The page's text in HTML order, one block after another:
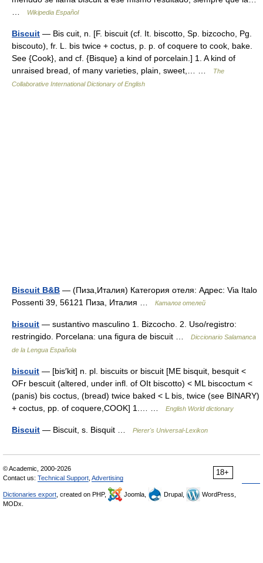
Wikipedia Español
Biscuit — Bis cuit, n. [F. biscuit (cf. It. biscotto, Sp. bizcocho, Pg.
biscouto), fr. L. bis twice + coctus, p. p. of coquere to cook, bake.
See {Cook}, and cf. {Bisque} a kind of porcelain.] 1. A kind of
unraised bread, of many varieties, plain, sweet,… …
The
Collaborative International Dictionary of English
Biscuit B&B — (Пиза,Италия) Категория отеля: Адрес: Via Italo
Possenti 39, 56121 Пиза, Италия …
Каталог отелей
biscuit — sustantivo masculino 1. Bizcocho. 2. Uso/registro:
restringido. Porcelana: una figura de biscuit …
Diccionario Salamanca
de la Lengua Española
biscuit — [bis′kit] n. pl. biscuits or biscuit [ME bisquit, besquit <
OFr bescuit (altered, under infl. of OIt biscotto) < ML biscoctum <
(panis) bis coctus, (bread) twice baked < L bis, twice (see BINARY)
+ coctus, pp. of coquere,COOK] 1.… …
English World dictionary
Biscuit — Biscuit, s. Bisquit … Pierer's Universal-Lexikon
18+
© Academic, 2000-2026
Contact us: Technical Support Advertising
Dictionaries export , created on PHP, Joomla, Drupal,
WordPress,
MODx.